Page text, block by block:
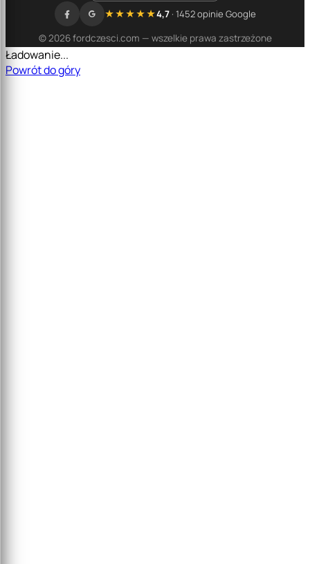
© 2026 fordczesci.com — wszelkie prawa zastrzeżone
★★★★★4,7· 1452 opinie Google
Ładowanie...
Powrót do góry